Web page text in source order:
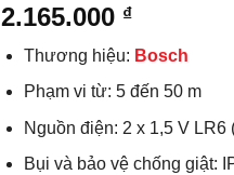
dựa trên
đánh giá
2.165.000 ₫
Thương hiệu: Bosch
Phạm vi từ: 5 đến 50 m
Nguồn điện: 2 x 1,5 V LR6
Bụi và bảo vệ chống giật: